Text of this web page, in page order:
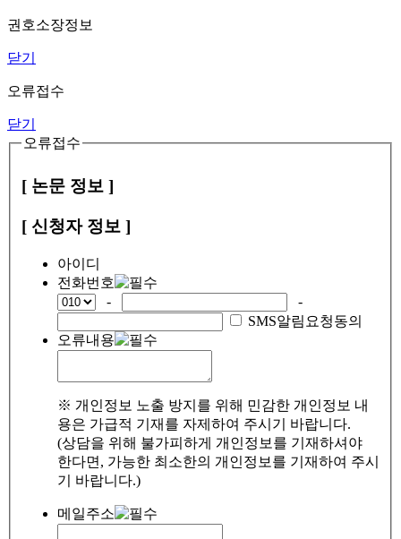
권호소장정보
닫기
오류접수
닫기
오류접수
[ 논문 정보 ]
[ 신청자 정보 ]
아이디
전화번호
-
-
SMS알림요청동의
오류내용
※ 개인정보 노출 방지를 위해 민감한 개인정보 내
용은 가급적 기재를 자제하여 주시기 바랍니다.
(상담을 위해 불가피하게 개인정보를 기재하셔야
한다면, 가능한 최소한의 개인정보를 기재하여 주시
기 바랍니다.)
메일주소